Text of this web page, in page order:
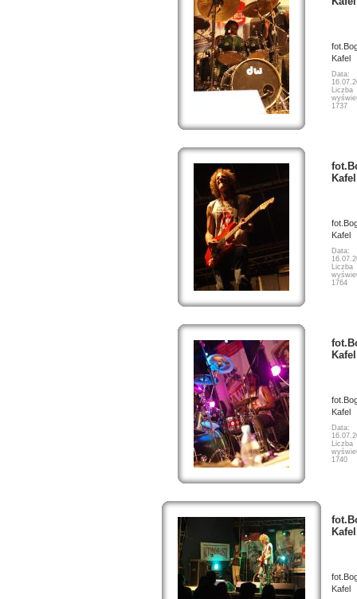
Kafel
Data:
Liczba
1737
Kafel
Kafel
Data:
Liczba
1764
Kafel
Kafel
Data:
Liczba
1740
Kafel
Kafel